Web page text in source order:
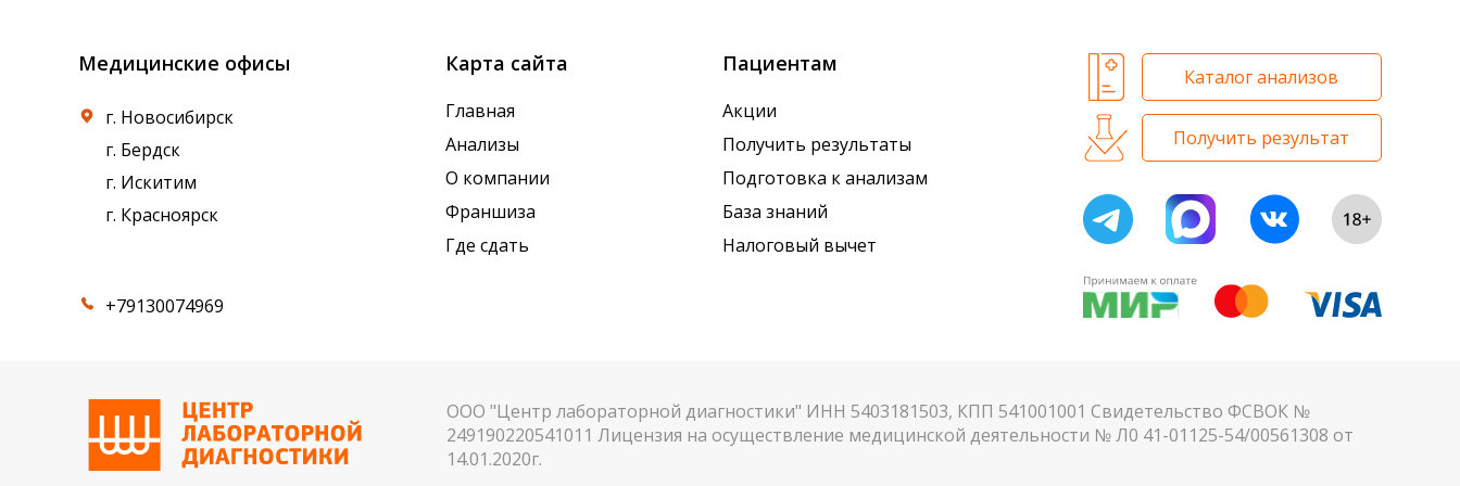
Медицинские офисы
г. Новосибирск
г. Бердск
г. Искитим
г. Красноярск
+79130074969
Карта сайта
Главная
Анализы
О компании
Франшиза
Где сдать
Пациентам
Акции
Получить результаты
Подготовка к анализам
База знаний
Налоговый вычет
Каталог анализов
Получить результат
ООО "Центр лабораторной диагностики" ИНН 5403181503, КПП 541001001 Свидетельство ФСВОК №
249190220541011 Лицензия на осуществление медицинской деятельности № Л0 41-01125-54/00561308 от
14.01.2020г.